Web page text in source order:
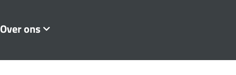
Over ons